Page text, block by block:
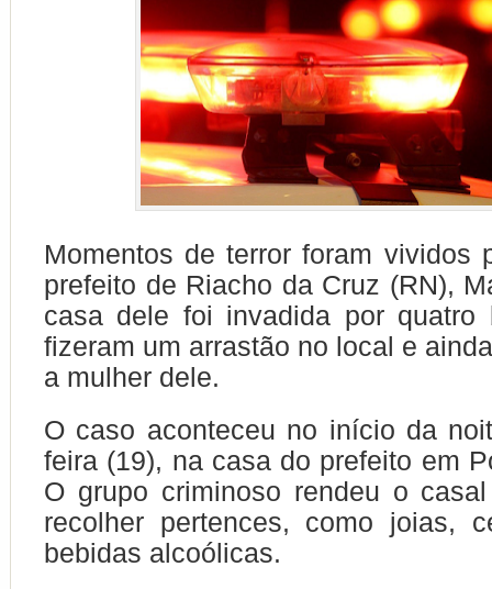
Momentos de terror foram vividos
prefeito de Riacho da Cruz (RN),
casa dele foi invadida por quatro
fizeram um arrastão no local e
a mulher dele.
O caso aconteceu no início da
feira (19), na casa do prefeito em
O grupo criminoso rendeu o
recolher pertences, como joias,
bebidas alcoólicas.